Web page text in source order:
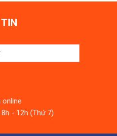
online
- 12h (Thứ 7)